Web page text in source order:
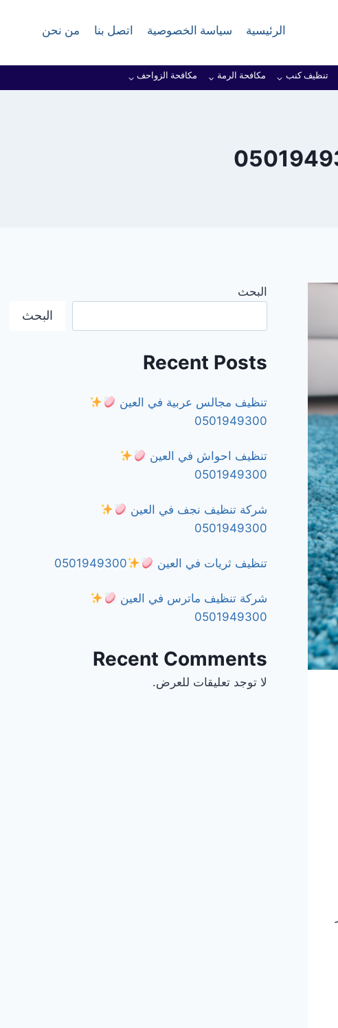
الرئيسية سياسة الخصوصية اتصل بنا من نحن
تنظيف كنب مكافحة الرمة مكافحة الزواحف
البحث
البحث
Recent Posts
تنظيف مجالس عربية في العين
0501949300
تنظيف احواش في العين
0501949300
شركة تنظيف نجف في العين
0501949300
تنظيف ثريات في العين 0501949300
شركة تنظيف ماترس في العين
0501949300
Recent Comments
لا توجد تعليقات للعرض.